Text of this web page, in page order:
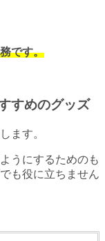
です。
すめのグッズ
ます。
うにするためのも
も役に立ちません